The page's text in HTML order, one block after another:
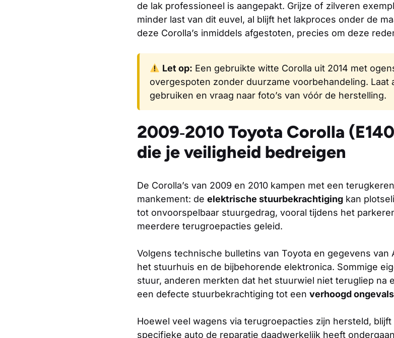
de lak professioneel is aangepakt. Grijze of zilveren
minder last van dit euvel, al blijft het lakproces onder de
deze Corolla’s inmiddels afgestoten, precies om deze
Let op: Een gebruikte witte Corolla uit 2014 met
overgespoten zonder duurzame voorbehandeling. Laat
gebruiken en vraag naar foto’s van vóór de herstelling.
2009‑2010 Toyota Corolla
die je veiligheid bedreigen
De Corolla’s van 2009 en 2010 kampen met een
mankement: de elektrische stuurbekrachtiging kan
tot onvoorspelbaar stuurgedrag, vooral tijdens het
meerdere terugroepacties geleid.
Volgens technische bulletins van Toyota en gegevens van
het stuurhuis en de bijbehorende elektronica. Sommige
stuur, anderen merkten dat het stuurwiel niet terugliep na
een defecte stuurbekrachtiging tot een verhoogd
Hoewel veel wagens via terugroepacties zijn hersteld,
specifieke auto de reparatie daadwerkelijk heeft